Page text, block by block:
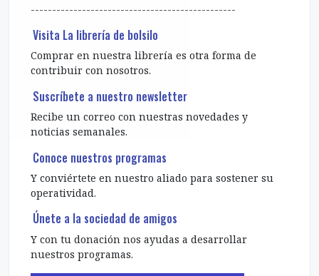
------------------------------------------------
Visita La librería de bolsilo
Comprar en nuestra librería es otra forma de
contribuir con nosotros.
Suscríbete a nuestro newsletter
Recibe un correo con nuestras novedades y
noticias semanales.
Conoce nuestros programas
Y conviértete en nuestro aliado para sostener su
operatividad.
Únete a la sociedad de amigos
Y con tu donación nos ayudas a desarrollar
nuestros programas.